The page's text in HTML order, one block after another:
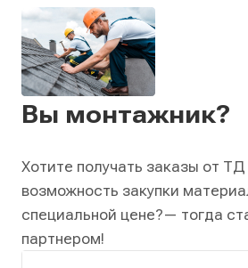
Вы монтажник?
Хотите получать заказы от
возможность закупки
специальной цене?— тогда
партнером!